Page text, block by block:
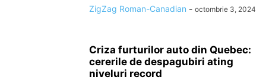
ZigZag Roman-Canadian - octombrie 3, 2024
Criza furturilor auto din Quebec:
cererile de despagubiri ating
niveluri record